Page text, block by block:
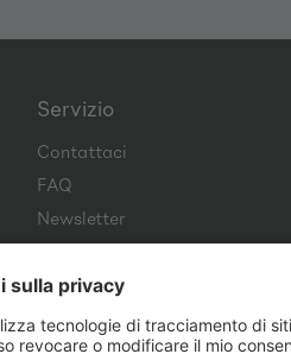
Servizio
Contattaci
FAQ
Newsletter
Corporate Website